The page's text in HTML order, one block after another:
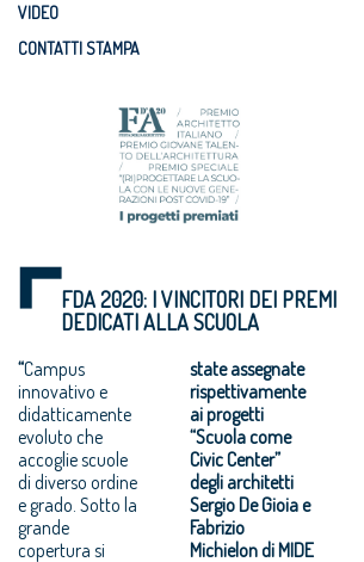
VIDEO
CONTATTI STAMPA
FDA 2020: I VINCITORI DEI PREMI
DEDICATI ALLA SCUOLA
“Campus
innovativo e
didatticamente
evoluto che
accoglie scuole
di diverso ordine
e grado. Sotto la
grande
copertura si
state assegnate
rispettivamente
ai progetti
“Scuola come
Civic Center”
degli architetti
Sergio De Gioia e
Fabrizio
Michielon di MIDE